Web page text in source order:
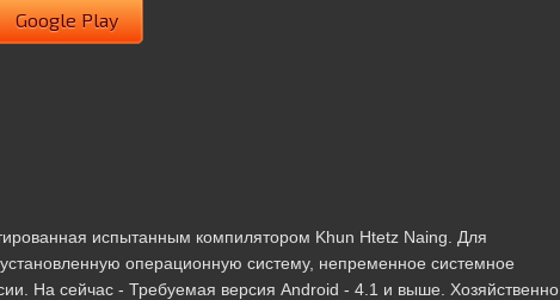
Google Play
испытанным компилятором Khun Htetz Naing. Для
операционную систему, непременное системное
На сейчас - Требуемая версия Android - 4.1 и выше. Хозяйственно